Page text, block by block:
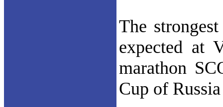
The
expected at
marathon
Cup of